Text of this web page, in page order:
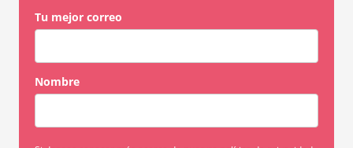
Tu mejor correo
Nombre